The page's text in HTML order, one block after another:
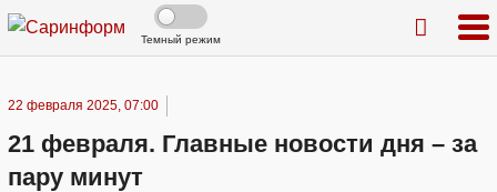
Темный режим
22 февраля 2025, 07:00
21 февраля. Главные новости дня – за
пару минут